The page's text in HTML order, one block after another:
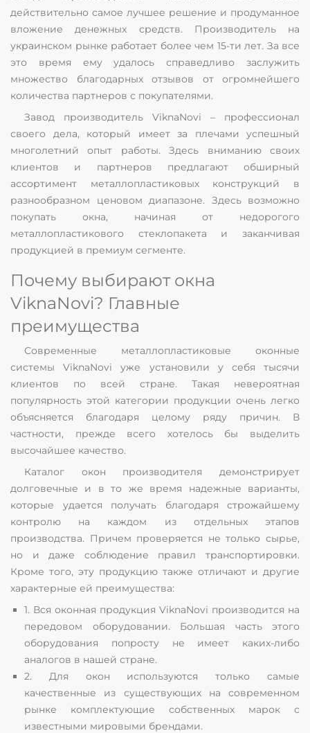
действительно самое лучшее решение и продуманное
вложение денежных средств. Производитель на
украинском рынке работает более чем 15-ти лет. За все
это время ему удалось справедливо заслужить
множество благодарных отзывов от огромнейшего
количества партнеров с покупателями.
Завод производитель ViknaNovi – профессионал
своего дела, который имеет за плечами успешный
многолетний опыт работы. Здесь вниманию своих
клиентов и партнеров предлагают обширный
ассортимент металлопластиковых конструкций в
разнообразном ценовом диапазоне. Здесь возможно
покупать окна, начиная от недорогого
металлопластикового стеклопакета и заканчивая
продукцией в премиум сегменте.
Почему выбирают окна
ViknaNovi? Главные
преимущества
Современные металлопластиковые оконные
системы ViknaNovi уже установили у себя тысячи
клиентов по всей стране. Такая невероятная
популярность этой категории продукции очень легко
объясняется благодаря целому ряду причин. В
частности, прежде всего хотелось бы выделить
высочайшее качество.
Каталог окон производителя демонстрирует
долговечные и в то же время надежные варианты,
которые удается получать благодаря строжайшему
контролю на каждом из отдельных этапов
производства. Причем проверяется не только сырье,
но и даже соблюдение правил транспортировки.
Кроме того, эту продукцию также отличают и другие
характерные ей преимущества:
1. Вся оконная продукция ViknaNovi производится на
передовом оборудовании. Большая часть этого
оборудования попросту не имеет каких-либо
аналогов в нашей стране.
2. Для окон используются только самые
качественные из существующих на современном
рынке комплектующие собственных марок с
известными мировыми брендами.